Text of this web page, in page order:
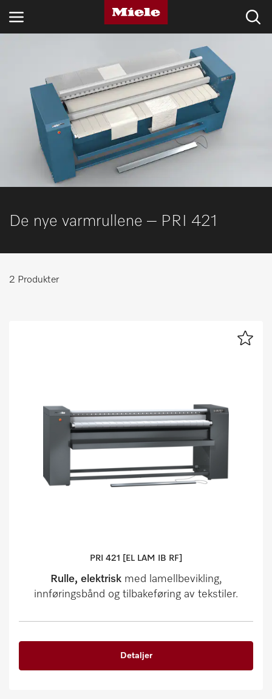
KNOWLEDGE HUB
PRODUKTER
MIELES NETTBUTIKK
SERVICE & SUPPORT
Huskeliste
De nye varmrullene – PRI 421
2 Produkter
PRI 421 [EL LAM IB RF]
Rulle, elektrisk med lamellbevikling,
innføringsbånd og tilbakeføring av tekstiler.
Detaljer